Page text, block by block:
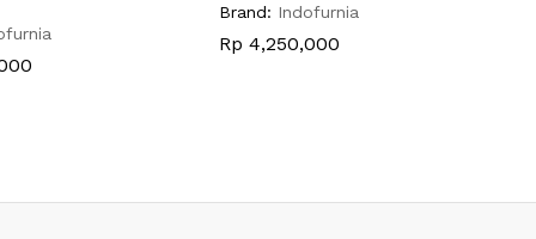
Brand: Indofurnia
Rp 4,250,000